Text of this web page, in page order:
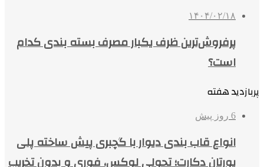
۱۴۰۴/۰۲/۱۸
پرفروش‌ترین ظرف یکبار مصرف بسته بندی کدام
است؟
پربازدید هفته
6 روز پیش
انواع قاب بندی دیوار با گچبری پیش ساخته پلی
یورتان دکارت؛ تحولی لوکس، فوری و بدون تخریب